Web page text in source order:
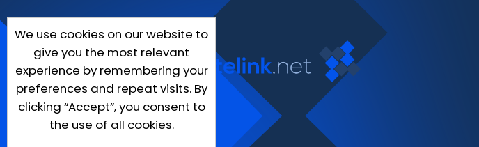
We use cookies on our website to
give you the most relevant
experience by remembering your
preferences and repeat visits. By
clicking “Accept”, you consent to
the use of all cookies.